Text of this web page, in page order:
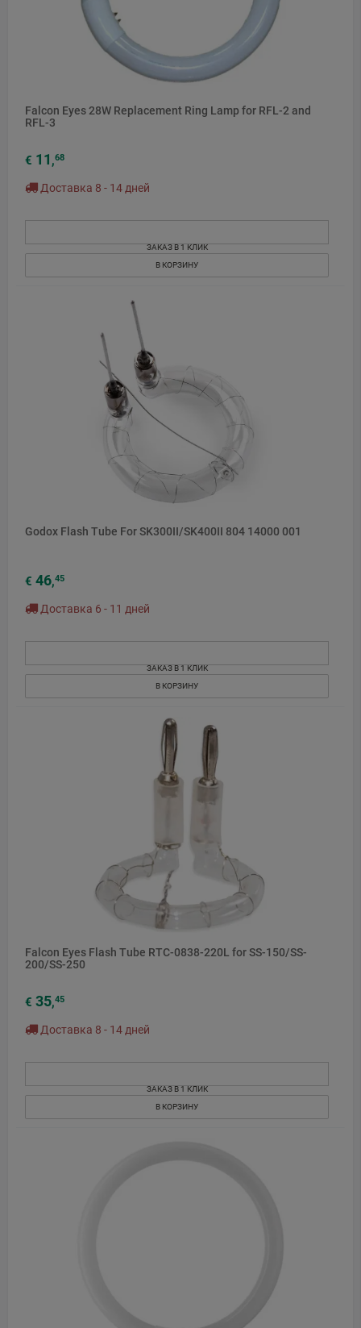
Falcon Eyes 28W Replacement Ring Lamp for RFL-2 and
RFL-3
€ 11 ,68
Доставка 8 - 14 дней
ЗАКАЗ В 1 КЛИК
В КОРЗИНУ
Godox Flash Tube For SK300II/SK400II 804 14000 001
€ 46,45
Доставка 6 - 11 дней
ЗАКАЗ В 1 КЛИК
В КОРЗИНУ
Falcon Eyes Flash Tube RTC-0838-220L for SS-150/SS-
200/SS-250
€ 35,45
Доставка 8 - 14 дней
ЗАКАЗ В 1 КЛИК
В КОРЗИНУ